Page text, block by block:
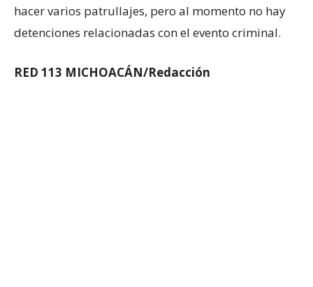
hacer varios patrullajes, pero al momento no hay
detenciones relacionadas con el evento criminal.
RED 113 MICHOACÁN/Redacción